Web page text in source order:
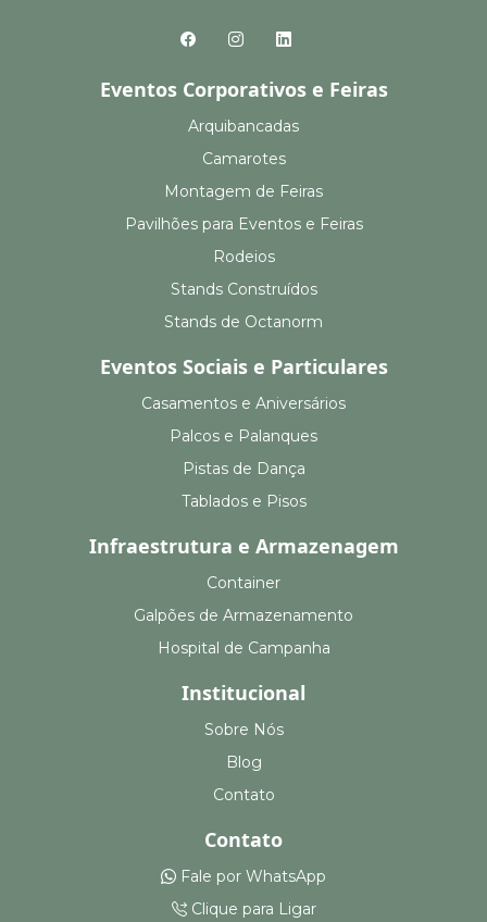
Eventos Corporativos e Feiras
Arquibancadas
Camarotes
Montagem de Feiras
Pavilhões para Eventos e Feiras
Rodeios
Stands Construídos
Stands de Octanorm
Eventos Sociais e Particulares
Casamentos e Aniversários
Palcos e Palanques
Pistas de Dança
Tablados e Pisos
Infraestrutura e Armazenagem
Container
Galpões de Armazenamento
Hospital de Campanha
Institucional
Sobre Nós
Blog
Contato
Contato
Fale por WhatsApp
Clique para Ligar